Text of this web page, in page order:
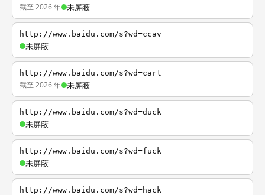
截至 2026 年 未屏蔽
http://www.baidu.com/s?wd=ccav
未屏蔽
http://www.baidu.com/s?wd=cart
截至 2026 年 未屏蔽
http://www.baidu.com/s?wd=duck
未屏蔽
http://www.baidu.com/s?wd=fuck
未屏蔽
http://www.baidu.com/s?wd=hack